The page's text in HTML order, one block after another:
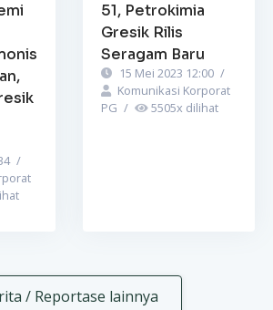
/
51, Petrokimia
Gresik Rilis
Seragam Baru
15 Mei 2023 12:00 /
Komunikasi Korporat
PG / 5505x dilihat
/ Reportase lainnya